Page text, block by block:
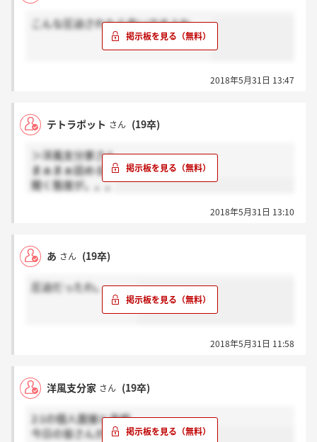
こんな圧迫されたら辛いですよね、、
2018年5月31日 13:47
テトラポット さん (19卒)
＞洋風支分家さん
まぁまぁ詰める
聞く態度が。。。
2018年5月31日 13:10
あ さん (19卒)
圧迫だったわ。。。。
2018年5月31日 11:58
洋風支分家 さん (19卒)
2:1の個人面接と予想
今日の皆さんがんばりましょー